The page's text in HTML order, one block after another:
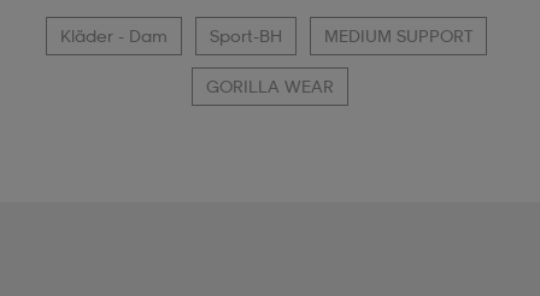
Kläder - Dam Sport-BH MEDIUM SUPPORT
GORILLA WEAR